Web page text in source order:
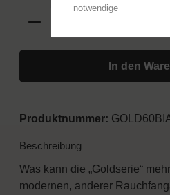
In den
Produktnummer:
Beschreibung
Was kann die „Goldserie“
modernen, anderer
notwendige